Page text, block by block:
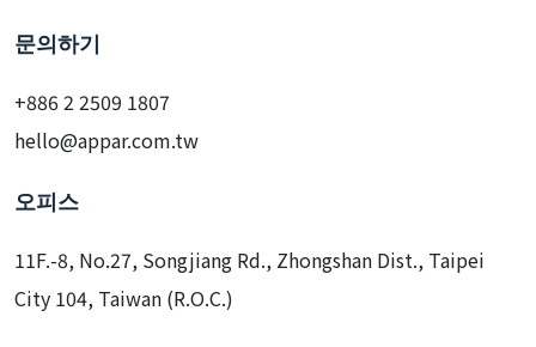
문의하기
+886 2 2509 1807
hello@appar.com.tw
오피스
11F.-8, No.27, Songjiang Rd., Zhongshan Dist., Taipei
City 104, Taiwan (R.O.C.)